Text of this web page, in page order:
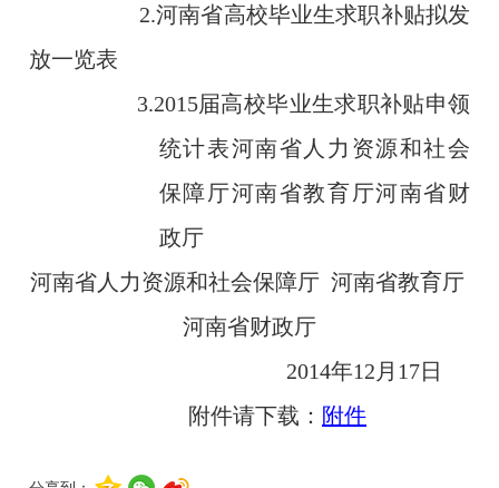
2.河南省高校毕业生求职补贴拟发
放一览表
3.2015届高校毕业生求职补贴申领
统计表河南省人力资源和社会
保障厅河南省教育厅河南省财
政厅
河南省人力资源和社会保障厅 河南省教育厅
河南省财政厅
2014年12 月17日
附件请下载： 附件